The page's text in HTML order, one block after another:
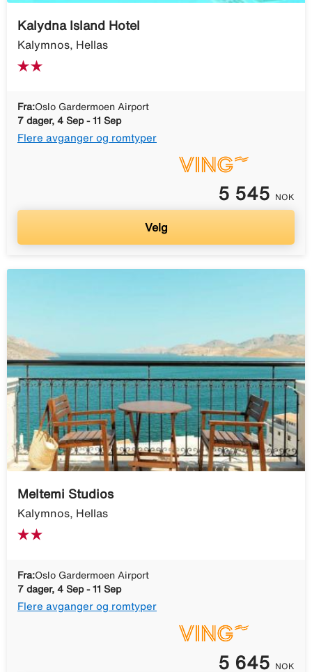
Kalydna Island Hotel
Kalymnos, Hellas
Fra:Oslo Gardermoen Airport
7 dager, 4 Sep - 11 Sep
Flere avganger og romtyper
5 545 NOK
Velg
Meltemi Studios
Kalymnos, Hellas
Fra:Oslo Gardermoen Airport
7 dager, 4 Sep - 11 Sep
Flere avganger og romtyper
5 645 NOK